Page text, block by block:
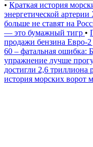
• Краткая история
энергетической
больше не ставят на
— это бумажный тигр •
продажи бензина Евро-
60 – фатальная ошибка:
упражнение лучше
достигли 2,6 триллиона
история морских ворот